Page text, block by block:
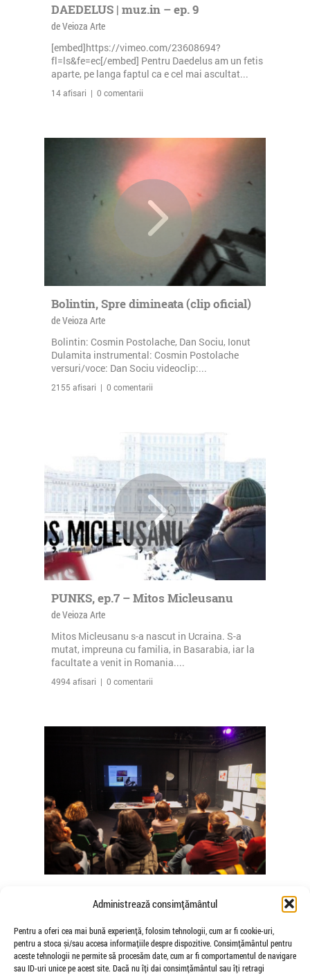
Administrează consimțământul
Pentru a oferi cea mai bună experiență, folosim tehnologii, cum ar fi cookie-uri,
pentru a stoca și/sau accesa informațiile despre dispozitive. Consimțământul pentru
aceste tehnologii ne permite să procesăm date, cum ar fi comportamentul de navigare
sau ID-uri unice pe acest site. Dacă nu îți dai consimțământul sau îți retragi
DAEDELUS | muz.in – ep. 9
de Veioza Arte
[embed]https://vimeo.com/23608694?
fl=ls&fe=ec[/embed] Pentru Daedelus am un fetis
aparte, pe langa faptul ca e cel mai ascultat...
14 afisari | 0 comentarii
Bolintin, Spre dimineata (clip oficial)
de Veioza Arte
Bolintin: Cosmin Postolache, Dan Sociu, Ionut
Dulamita instrumental: Cosmin Postolache
versuri/voce: Dan Sociu videoclip:...
2155 afisari | 0 comentarii
PUNKS, ep.7 – Mitos Micleusanu
de Veioza Arte
Mitos Micleusanu s-a nascut in Ucraina. S-a
mutat, impreuna cu familia, in Basarabia, iar la
facultate a venit in Romania....
4994 afisari | 0 comentarii
Somatice susținute de coregrafele
Mădălina Dan și Valentina De Piante
Niculae
de Veioza Arte